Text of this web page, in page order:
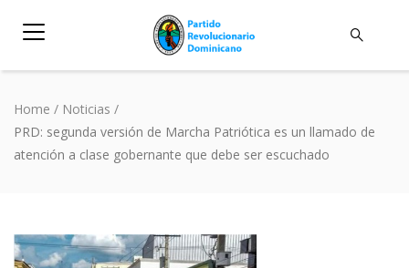
Home / Noticias /
PRD: segunda versión de Marcha Patriótica es un llamado de
atención a clase gobernante que debe ser escuchado